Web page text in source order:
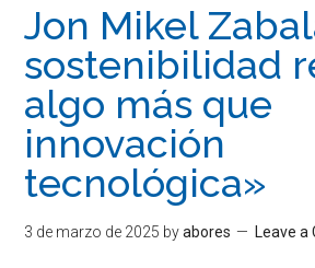
Jon Mikel
sostenibilidad
algo más que
innovación
tecnológica»
3 de marzo de 2025 byabores Leave